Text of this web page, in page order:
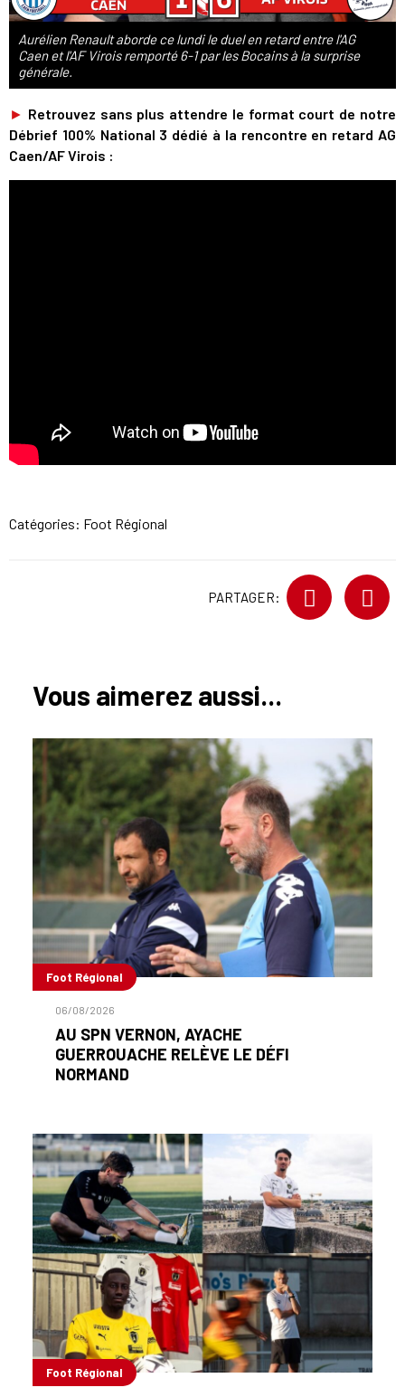
Aurélien Renault aborde ce lundi le duel en retard entre l'AG
Caen et l'AF Virois remporté 6-1 par les Bocains à la surprise
générale.
► Retrouvez sans plus attendre le format court de notre
Débrief 100% National 3 dédié à la rencontre en retard AG
Caen/AF Virois :
Catégories: Foot Régional
PARTAGER:
Vous aimerez aussi...
Foot Régional
06/08/2026
AU SPN VERNON, AYACHE
GUERROUACHE RELÈVE LE DÉFI
NORMAND
Foot Régional